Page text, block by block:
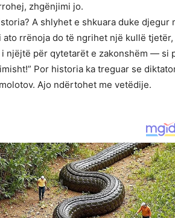
zhgënjimi jo.
A shlyhet e shkuara duke djegur
rrënoja do të ngrihet një kullë tjetër,
njëjtë për qytetarët e zakonshëm — si
Por historia ka treguar se
Ajo ndërtohet me vetëdije.